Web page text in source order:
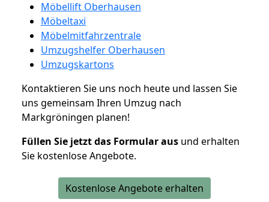
Möbellift Oberhausen
Möbeltaxi
Möbelmitfahrzentrale
Umzugshelfer Oberhausen
Umzugskartons
Kontaktieren Sie uns noch heute und lassen Sie
uns gemeinsam Ihren Umzug nach
Markgröningen planen!
Füllen Sie jetzt das Formular aus und erhalten
Sie kostenlose Angebote.
Kostenlose Angebote erhalten